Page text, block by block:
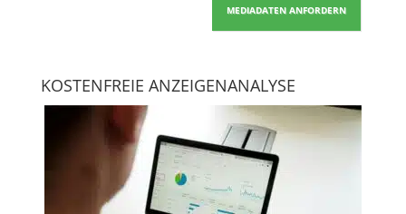
MEDIADATEN ANFORDERN
KOSTENFREIE ANZEIGENANALYSE